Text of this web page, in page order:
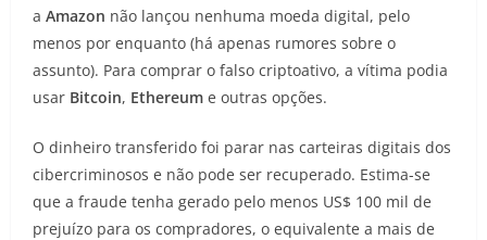
a Amazon não lançou nenhuma moeda digital, pelo
menos por enquanto (há apenas rumores sobre o
assunto). Para comprar o falso criptoativo, a vítima podia
usar Bitcoin, Ethereum e outras opções.
O dinheiro transferido foi parar nas carteiras digitais dos
cibercriminosos e não pode ser recuperado. Estima-se
que a fraude tenha gerado pelo menos US$ 100 mil de
prejuízo para os compradores, o equivalente a mais de